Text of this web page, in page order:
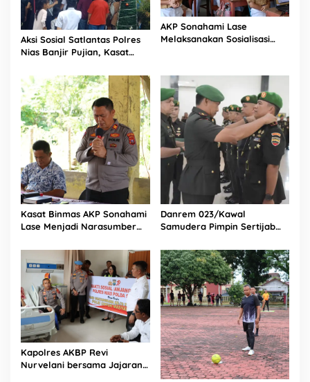
Aksi Sosial Satlantas Polres
Nias Banjir Pujian, Kasat
Bagikan 1.000 Dus Kopi
Fresco untuk Warga di
Tengah Sulitnya Ekonomi
AKP Sonahami Lase
Melaksanakan Sosialisasi
Selatan
Kasat Binmas AKP Sonahami
Lase Menjadi Narasumber
Persekutuan Doa
Danrem 023/Kawal
Samudera Pimpin Sertijab
Kapolres AKBP Revi
Nurvelani bersama Jajaran